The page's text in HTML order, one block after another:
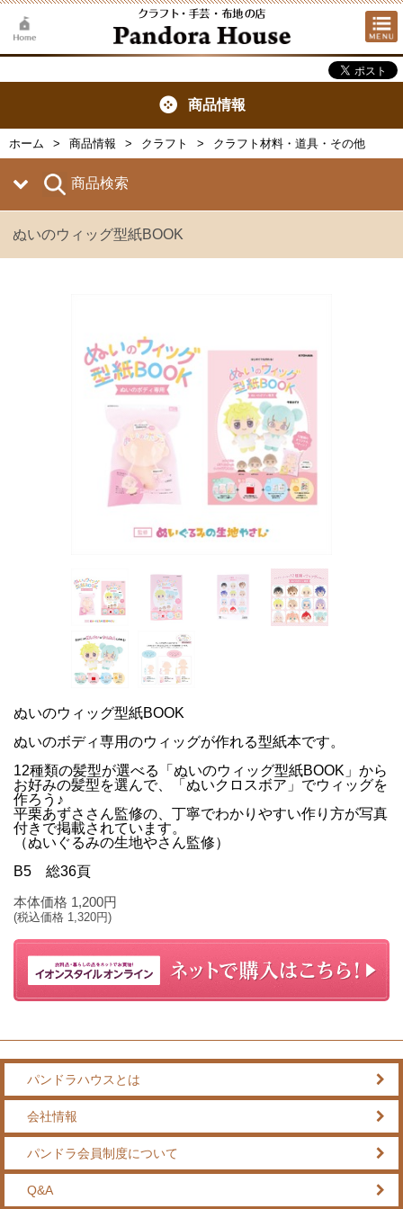
商品情報
ホーム 商品情報 クラフト クラフト材料・道具・その他
商品検索
ぬいのウィッグ型紙BOOK
ぬいのウィッグ型紙BOOK
ぬいのボディ専用のウィッグが作れる型紙本です。
12種類の髪型が選べる「ぬいのウィッグ型紙BOOK」から
お好みの髪型を選んで、「ぬいクロスボア」でウィッグを
作ろう♪
平栗あずささん監修の、丁寧でわかりやすい作り方が写真
付きで掲載されています。
（ぬいぐるみの生地やさん監修）
B5 総36頁
本体価格 1,200円
(税込価格 1,320円)
パンドラハウスとは
会社情報
パンドラ会員制度について
Q&A